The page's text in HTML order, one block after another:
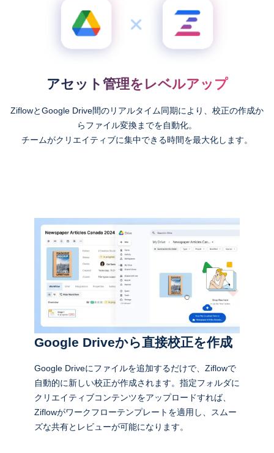
アセット管理をレベルアップ
ZiflowとGoogle Drive間のリアルタイム同期により、校正の作成か
らファイル変換までを自動化。
チームがクリエイティブに集中できる時間を最大化します。
Google Driveから直接校正を作成
Google Driveにファイルを追加するだけで、Ziflowで
自動的に新しい校正が作成されます。指定フォルダに
クリエイティブコンテンツをアップロードすれば、
Ziflowがワークフローテンプレートを適用し、スムー
ズな共有とレビューが可能になります。